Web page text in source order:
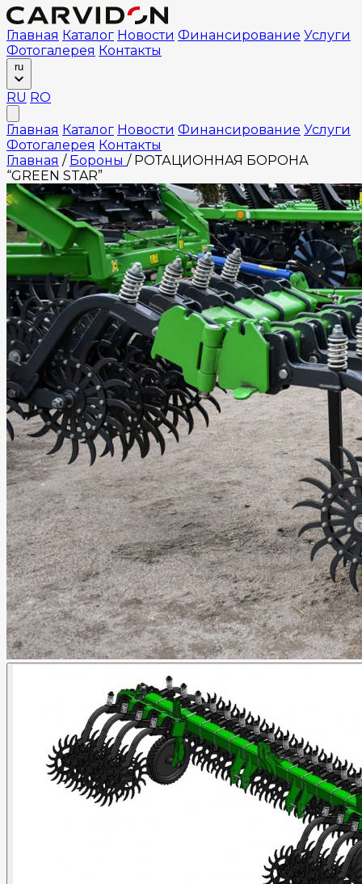
Главная Каталог Новости Финансирование Услуги
Фотогалерея Контакты
ru
RU RO
Главная Каталог Новости Финансирование Услуги
Фотогалерея Контакты
Главная / Бороны / РОТАЦИОННАЯ БОРОНА
“GREEN STAR”